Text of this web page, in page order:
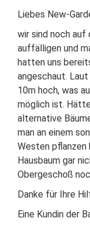
Liebes New-
wir sind noch auf
auffälligen und
hatten uns
angeschaut.
10m hoch, was
möglich ist.
alternative
man an einem
Westen
Hausbaum gar
Obergeschoß
Danke für Ihre
Eine Kundin der